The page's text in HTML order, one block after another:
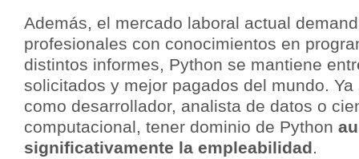
Además, el mercado laboral actual
profesionales con conocimientos en
distintos informes, Python se mantiene
solicitados y mejor pagados del mundo.
como desarrollador, analista de datos o
computacional, tener dominio de Python
significativamente la empleabilidad.